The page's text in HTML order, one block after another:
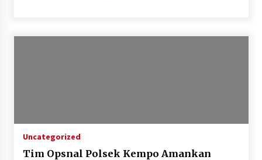
Uncategorized
Tim Opsnal Polsek Kempo Amankan